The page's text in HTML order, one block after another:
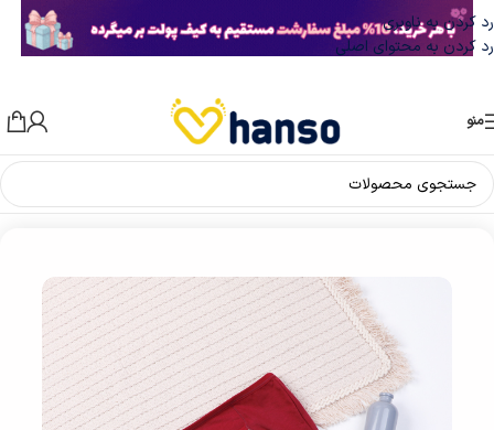
رد کردن به ناوبری
رد کردن به محتوای اصلی
منو
خانه/شورت زنانه/شورتکس